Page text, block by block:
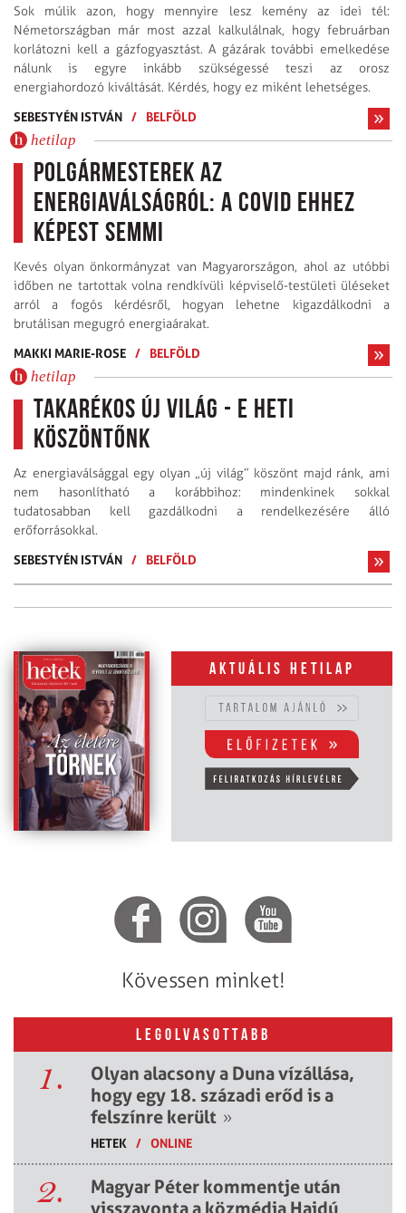
Sok múlik azon, hogy mennyire lesz kemény az idei tél:
Németországban már most azzal kalkulálnak, hogy februárban
korlátozni kell a gázfogyasztást. A gázárak további emelkedése
nálunk is egyre inkább szükségessé teszi az orosz
energiahordozó kiváltását. Kérdés, hogy ez miként lehetséges.
SEBESTYÉN ISTVÁN / BELFÖLD
hetilap
Polgármesterek az
energiaválságról: a Covid ehhez
képest semmi
Kevés olyan önkormányzat van Magyarországon, ahol az utóbbi
időben ne tartottak volna rendkívüli képviselő-testületi üléseket
arról a fogós kérdésről, hogyan lehetne kigazdálkodni a
brutálisan megugró energiaárakat.
MAKKI MARIE-ROSE / BELFÖLD
hetilap
Takarékos új világ - e heti
köszöntőnk
Az energiaválsággal egy olyan „új világ” köszönt majd ránk, ami
nem hasonlítható a korábbihoz: mindenkinek sokkal
tudatosabban kell gazdálkodni a rendelkezésére álló
erőforrásokkal.
SEBESTYÉN ISTVÁN / BELFÖLD
Aktuális hetilap
Kövessen minket!
LEGOLVASOTTABB
1.
Olyan alacsony a Duna vízállása,
hogy egy 18. századi erőd is a
felszínre került »
HETEK / ONLINE
2.
Magyar Péter kommentje után
visszavonta a közmédia Hajdú